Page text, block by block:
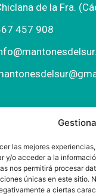
las mejores
y/o acceder a la
nos permitirá procesar
únicas en este sitio.
a ciertas
de la Fra.
457 908